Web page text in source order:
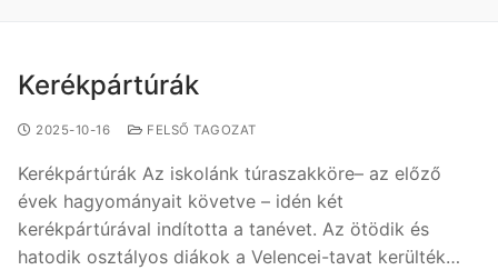
Kerékpártúrák
2025-10-16 FELSŐ TAGOZAT
Kerékpártúrák Az iskolánk túraszakköre– az előző
évek hagyományait követve – idén két
kerékpártúrával indította a tanévet. Az ötödik és
hatodik osztályos diákok a Velencei-tavat kerülték…